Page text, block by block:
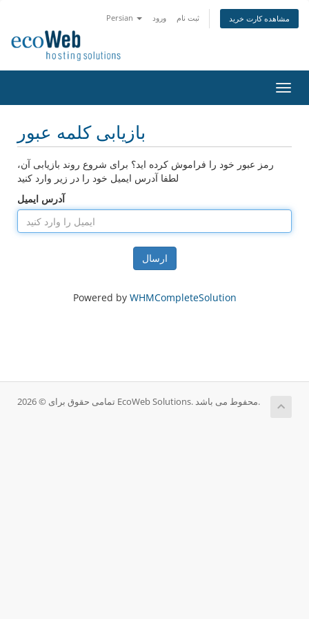
Persian ورود ثبت نام مشاهده کارت خرید
تغییر
بازیابی کلمه عبور
رمز عبور خود را فراموش کرده اید؟ برای شروع روند بازیابی آن،
لطفا آدرس ایمیل خود را در زیر وارد کنید
آدرس ایمیل
ارسال
Powered by WHMCompleteSolution
تمامی حقوق برای © 2026 EcoWeb Solutions. محفوط می باشد.